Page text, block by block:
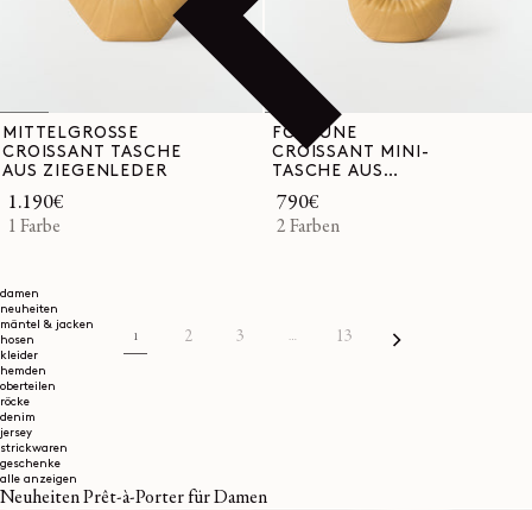
damen
neuheiten
mäntel & jacken
hosen
kleider
hemden
oberteilen
röcke
denim
jersey
strickwaren
geschenke
alle anzeigen
Neuheiten Prêt-à-Porter für Damen
MITTELGROSSE
CROISSANT TASCHE
AUS ZIEGENLEDER
Normaler
Preis
1.190€
1 Farbe
FORTUNE
CROISSANT MINI-
TASCHE AUS
ZIEGENLEDER
Normaler
Preis
790€
2 Farben
1 2 3 … 13